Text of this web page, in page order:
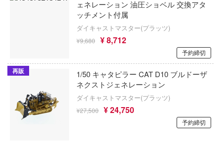
ェネレーション 油圧ショベル 交換アタ
ッチメント付属
ダイキャストマスター(プラッツ)
¥9,680 ¥ 8,712
予約締切
再販
1/50 キャタピラー CAT D10 ブルドーザ
ネクストジェネレーション
ダイキャストマスター(プラッツ)
¥27,500 ¥ 24,750
予約締切
とんがり帽子のアトリエ
東方Project
トップをねらえ!
トライガン
桃源暗鬼
オーキッドシード
オットーモビル
オリオンミニアチュアーズ(ビーバーコー
ション)
オランジュ・ルージュ
ールD×D
ッターシリーズ